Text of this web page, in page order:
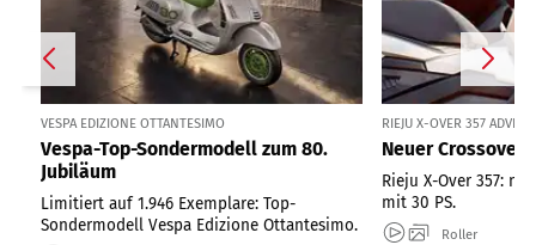
VESPA EDIZIONE OTTANTESIMO
Vespa-Top-Sondermodell zum 80.
Jubiläum
Limitiert auf 1.946 Exemplare: Top-
Sondermodell Vespa Edizione Ottantesimo.
RIEJU X-OVER 357
Neuer
Rieju X-Over 357:
mit 30 PS.
Roller